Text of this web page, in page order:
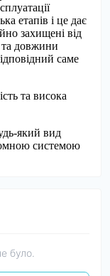
етапів і це дає
захищені від
та довжини
саме
та висока
який вид
системою
було.